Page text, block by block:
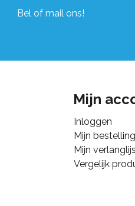
Bel of mail ons!
Mijn
Inloggen
Mijn
Mijn
Vergelijk